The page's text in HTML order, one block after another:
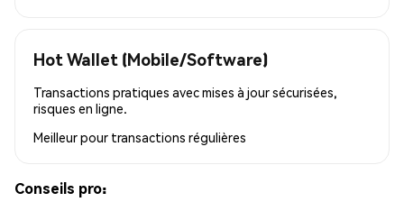
Hot Wallet (Mobile/Software)
Transactions pratiques avec mises à jour sécurisées,
risques en ligne.
Meilleur pour transactions régulières
Conseils pro: